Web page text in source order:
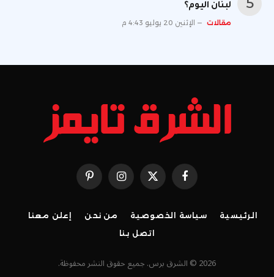
لبنان اليوم؟
مقالات الإثنين 20 يوليو 4:43 م
فيسبوك X
(Twitter)
الانستغرامبينتيريست
الرئيسية سياسة الخصوصية من نحن
إعلن معنا
اتصل بنا
2026 © الشرق برس. جميع حقوق النشر محفوظة.